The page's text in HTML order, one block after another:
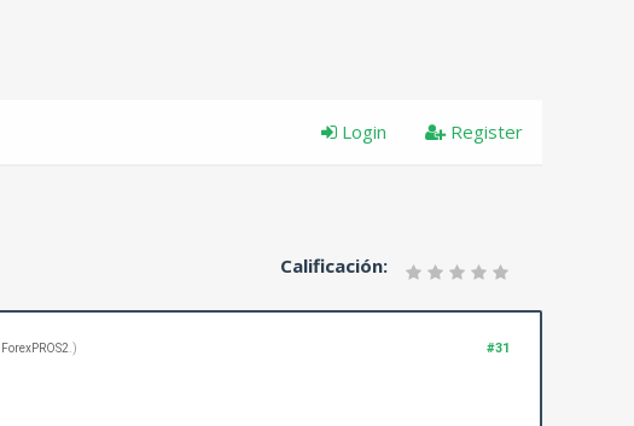
Register
Login
Calificación:
#31
ForexPROS2 .)